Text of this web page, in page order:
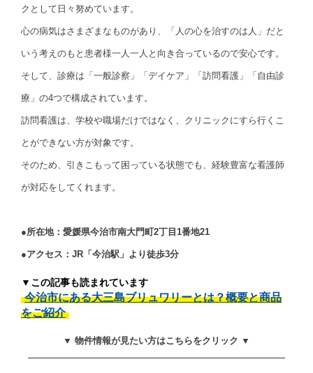
クとして日々努めています。
心の病気はさまざまなものがあり、「人の心を治すのは人」だと
いう考えのもと患者様一人一人と向き合っているので安心です。
そして、診療は「一般診察」「デイケア」「訪問看護」「自由診
療」の4つで構成されています。
訪問看護は、学校や職場だけではなく、クリニックにすら行くこ
とができない方が対象です。
そのため、引きこもって困っている状態でも、経験豊富な看護師
が対応をしてくれます。
●所在地：愛媛県今治市南大門町2丁目1番地21
●アクセス：JR「今治駅」より徒歩3分
▼この記事も読まれています
今治市にある大三島ブリュワリーとは？概要と商品
をご紹介
▼ 物件情報が見たい方はこちらをクリック ▼